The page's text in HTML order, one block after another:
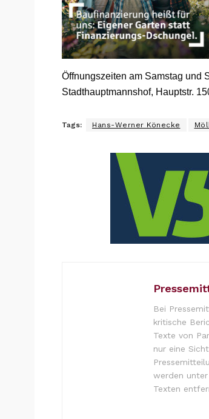
Öffnungszeiten am Samstag und
Stadthauptmannshof, Hauptstr.
Tags: Hans-Werner Könecke
Bei
kritische
Texte von
nur eine
werden
Texten